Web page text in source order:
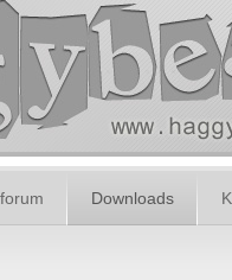
Downloads